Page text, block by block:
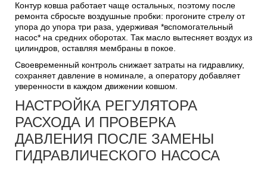
Контур ковша работает чаще остальных, поэтому после
ремонта сбросьте воздушные пробки: прогоните стрелу от
упора до упора три раза, удерживая *вспомогательный
насос* на средних оборотах. Так масло вытесняет воздух из
цилиндров, оставляя мембраны в покое.
Своевременный контроль снижает затраты на гидравлику,
сохраняет давление в номинале, а оператору добавляет
уверенности в каждом движении ковшом.
НАСТРОЙКА РЕГУЛЯТОРА
РАСХОДА И ПРОВЕРКА
ДАВЛЕНИЯ ПОСЛЕ ЗАМЕНЫ
ГИДРАВЛИЧЕСКОГО НАСОСА